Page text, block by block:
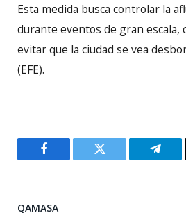
Esta medida busca controlar la
durante eventos de gran escala,
evitar que la ciudad se vea
(EFE).
Facebook Twitter
QAMASA